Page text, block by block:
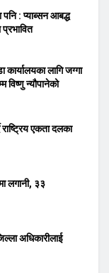
पनि : प्याब्सन आबद्ध
प्रभावित
कार्यालयका लागि जग्गा
विष्णु न्यौपानेको
एकता दलका
लगानी, ३३
अधिकारीलाई